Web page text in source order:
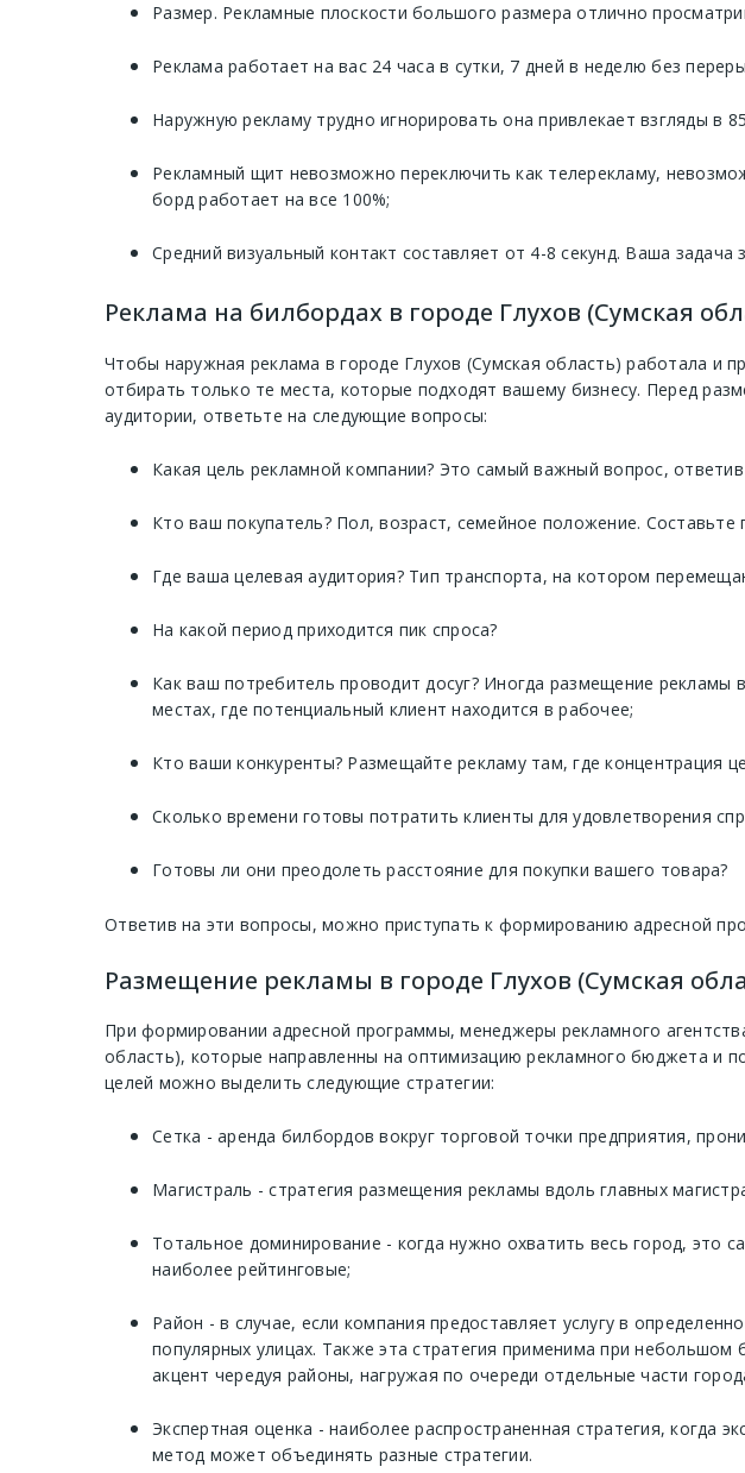
Размер. Рекламные плоскости большого размера отлично
Реклама работает на вас 24 часа в сутки, 7 дней в неделю без
Наружную рекламу трудно игнорировать она привлекает взгляды в
Рекламный щит невозможно переключить как телерекламу,
борд работает на все 100%;
Средний визуальный контакт составляет от 4-8 секунд. Ваша
Реклама на билбордах в городе Глухов (Сумская
Чтобы наружная реклама в городе Глухов (Сумская область) работала и
отбирать только те места, которые подходят вашему бизнесу. Перед
аудитории, ответьте на следующие вопросы:
Какая цель рекламной компании? Это самый важный вопрос,
Кто ваш покупатель? Пол, возраст, семейное положение. Составьте
Где ваша целевая аудитория? Тип транспорта, на котором
На какой период приходится пик спроса?
Как ваш потребитель проводит досуг? Иногда размещение
местах, где потенциальный клиент находится в рабочее;
Кто ваши конкуренты? Размещайте рекламу там, где концентрация
Сколько времени готовы потратить клиенты для удовлетворения
Готовы ли они преодолеть расстояние для покупки вашего товара?
Ответив на эти вопросы, можно приступать к формированию адресной
Размещение рекламы в городе Глухов (Сумская
При формировании адресной программы, менеджеры рекламного
область), которые направленны на оптимизацию рекламного бюджета и
целей можно выделить следующие стратегии:
Сетка - аренда билбордов вокруг торговой точки предприятия,
Магистраль - стратегия размещения рекламы вдоль главных
Тотальное доминирование - когда нужно охватить весь город, это
наиболее рейтинговые;
Район - в случае, если компания предоставляет услугу в
популярных улицах. Также эта стратегия применима при
акцент чередуя районы, нагружая по очереди отдельные части
Экспертная оценка - наиболее распространенная стратегия, когда
метод может объединять разные стратегии.